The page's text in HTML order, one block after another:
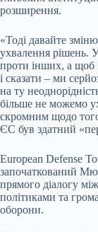
розширення.
«Тоді давайте
ухвалення рішень.
проти інших, а щоб
і сказати – ми
на ту
більше не можемо
скромним щодо того
ЄС був здатний
European Defense
започаткований
прямого діалогу
політиками та
оборони.